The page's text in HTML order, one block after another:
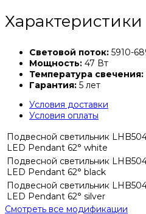
Характеристики
Световой поток: 5910-
Мощность: 47 Вт
Температура свечения:
Гарантия: 5 лет
Условия доставки
Условия оплаты
Подвесной светильник
LED Pendant 62° white
Подвесной светильник
LED Pendant 62° black
Подвесной светильник
LED Pendant 62° silver
Смотреть все модификации